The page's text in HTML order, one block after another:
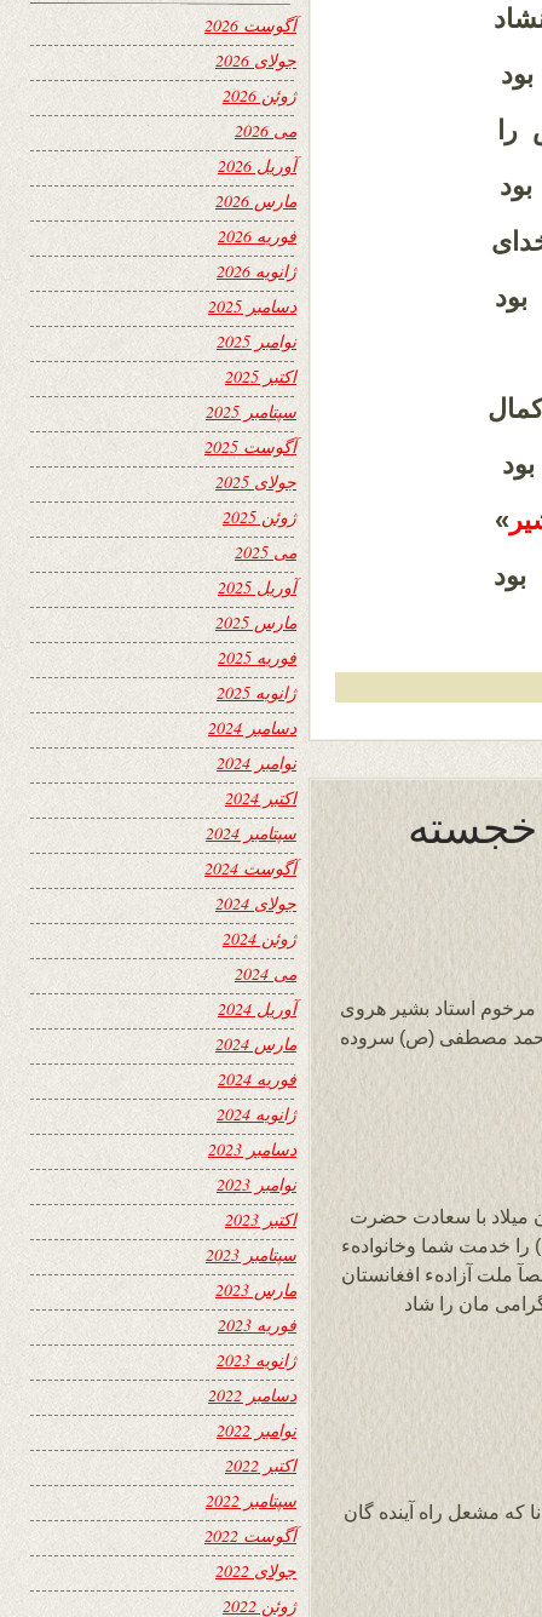
»
خجسته
ما مرخوم استاد بشیر هروی
محمد مصطفی (ص) سروده
با سعادت حضرت
را خدمت شما وخانوادهء
ملت آزادهء افغانستان
مان را شاد
که مشعل راه آینده گان
آگوست 2026
جولای 2026
ژوئن 2026
می 2026
آوریل 2026
مارس 2026
فوریه 2026
ژانویه 2026
دسامبر 2025
نوامبر 2025
اکتبر 2025
سپتامبر 2025
آگوست 2025
جولای 2025
ژوئن 2025
می 2025
آوریل 2025
مارس 2025
فوریه 2025
ژانویه 2025
دسامبر 2024
نوامبر 2024
اکتبر 2024
سپتامبر 2024
آگوست 2024
جولای 2024
ژوئن 2024
می 2024
آوریل 2024
مارس 2024
فوریه 2024
ژانویه 2024
دسامبر 2023
نوامبر 2023
اکتبر 2023
سپتامبر 2023
مارس 2023
فوریه 2023
ژانویه 2023
دسامبر 2022
نوامبر 2022
اکتبر 2022
سپتامبر 2022
آگوست 2022
جولای 2022
ژوئن 2022